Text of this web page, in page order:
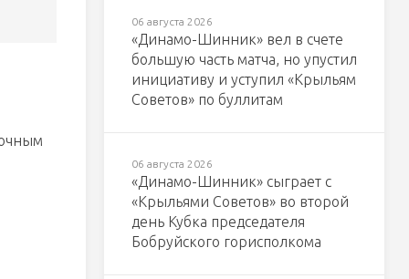
06 августа 2026
«Динамо-Шинник» вел в счете
большую часть матча, но упустил
инициативу и уступил «Крыльям
Советов» по буллитам
06 августа 2026
«Динамо-Шинник» сыграет с
«Крыльями Советов» во второй
день Кубка председателя
Бобруйского горисполкома